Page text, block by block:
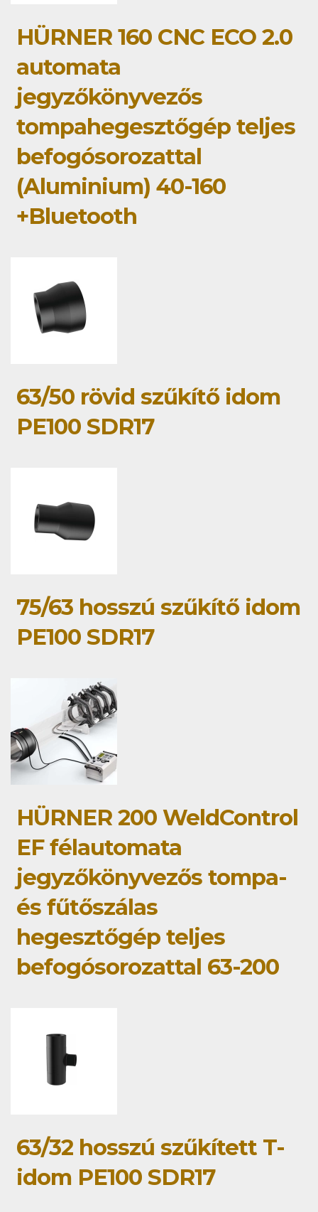
HÜRNER 160 CNC ECO 2.0
automata
jegyzőkönyvezős
tompahegesztőgép teljes
befogósorozattal
(Aluminium) 40-160
+Bluetooth
63/50 rövid szűkítő idom
PE100 SDR17
75/63 hosszú szűkítő idom
PE100 SDR17
HÜRNER 200 WeldControl
EF félautomata
jegyzőkönyvezős tompa-
és fűtőszálas
hegesztőgép teljes
befogósorozattal 63-200
63/32 hosszú szűkített T-
idom PE100 SDR17